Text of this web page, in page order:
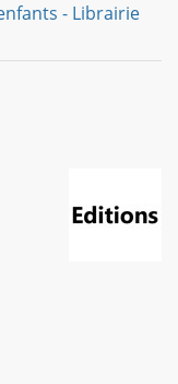
- Librairie